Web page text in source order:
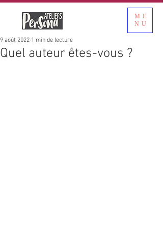
ME
NU
Quel auteur êtes-vous ?
9 août 2022 1 min de lecture